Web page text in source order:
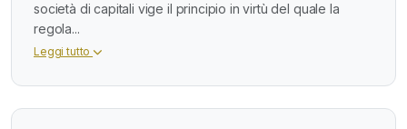
società di capitali vige il principio in virtù del quale la
regola...
Leggi tutto